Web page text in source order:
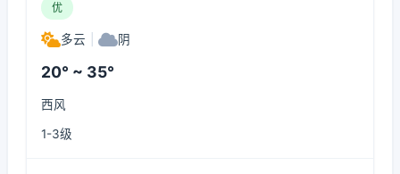
优
多云 阴
20° ~ 35°
西风
1-3级